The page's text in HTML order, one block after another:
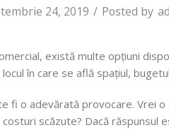
24, 2019 / Posted by
există multe opțiuni
în care se află spațiul,
fi o adevărată provocare. Vrei
scăzute? Dacă răspunsul